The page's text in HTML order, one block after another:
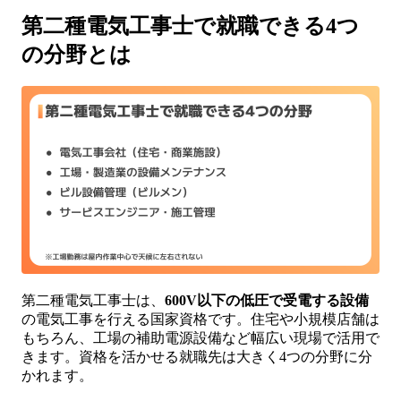
第二種電気工事士で就職できる4つ
の分野とは
第二種電気工事士は、 600V以下の低圧で受電する設備
の電気工事を行える国家資格です。住宅や小規模店舗は
もちろん、工場の補助電源設備など幅広い現場で活用で
きます。資格を活かせる就職先は大きく4つの分野に分
かれます。